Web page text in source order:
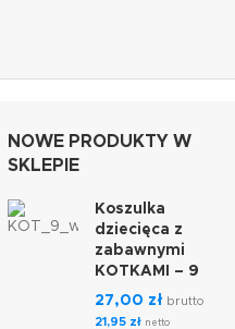
NOWE PRODUKTY W
SKLEPIE
Koszulka
dziecięca z
zabawnymi
KOTKAMI – 9
27,00 zł brutto
21,95 zł netto